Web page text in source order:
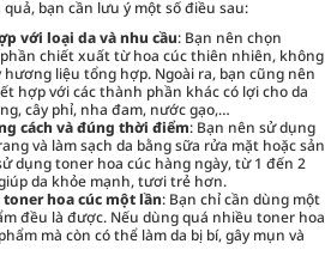
bạn cần lưu ý một số điều sau:
với loại da và nhu cầu: Bạn nên chọn
chiết xuất từ hoa cúc thiên nhiên, không
liệu tổng hợp. Ngoài ra, bạn cũng nên
hợp với các thành phần khác có lợi cho da
cây phỉ, nha đam, nước gạo,…
cách và đúng thời điểm: Bạn nên sử dụng
và làm sạch da bằng sữa rửa mặt hoặc sản
dụng toner hoa cúc hàng ngày, từ 1 đến 2
da khỏe mạnh, tươi trẻ hơn.
hoa cúc một lần: Bạn chỉ cần dùng một
đều là được. Nếu dùng quá nhiều toner hoa
mà còn có thể làm da bị bí, gây mụn và